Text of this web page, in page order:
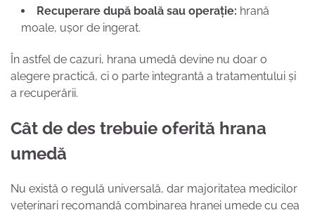
Recuperare după boală sau operație: hrană
moale, ușor de ingerat.
În astfel de cazuri, hrana umedă devine nu doar o
alegere practică, ci o parte integrantă a tratamentului și
a recuperării.
Cât de des trebuie oferită hrana
umedă
Nu există o regulă universală, dar majoritatea medicilor
veterinari recomandă combinarea hranei umede cu cea